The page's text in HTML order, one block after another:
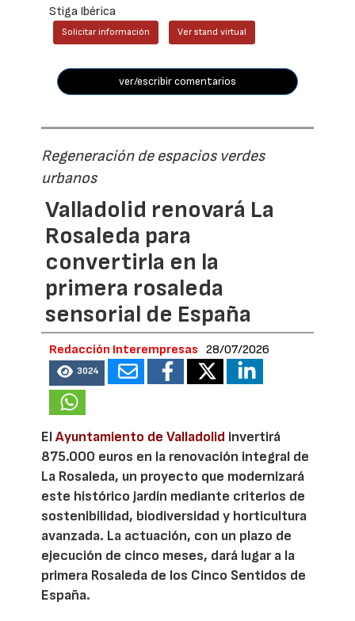
Stiga Ibérica
Solicitar información Ver stand virtual
ver/escribir comentarios
Regeneración de espacios verdes
urbanos
Valladolid renovará La
Rosaleda para
convertirla en la
primera rosaleda
sensorial de España
Redacción Interempresas 28/07/2026
3024
ElAyuntamiento de Valladolid invertirá
875.000 euros en la renovación integral de
La Rosaleda, un proyecto que modernizará
este histórico jardín mediante criterios de
sostenibilidad, biodiversidad y horticultura
avanzada. La actuación, con un plazo de
ejecución de cinco meses, dará lugar a la
primera Rosaleda de los Cinco Sentidos de
España.